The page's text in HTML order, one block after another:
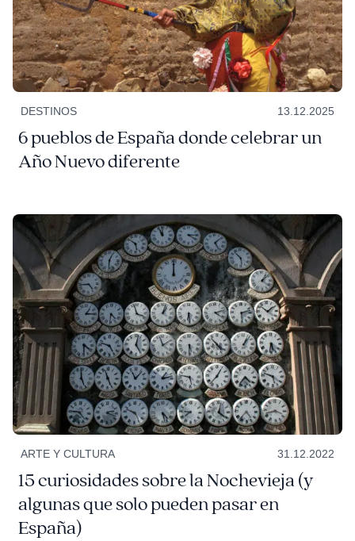
DESTINOS 13.12.2025
6 pueblos de España donde celebrar un
Año Nuevo diferente
ARTE Y CULTURA 31.12.2022
15 curiosidades sobre la Nochevieja (y
algunas que solo pueden pasar en
España)